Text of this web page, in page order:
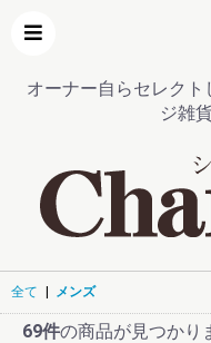
オーナー自らセレク
ジ雑
全て メンズ
69件の商品が見つかり